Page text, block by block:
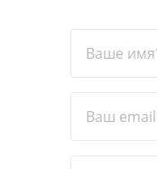
Ваше
Ваш